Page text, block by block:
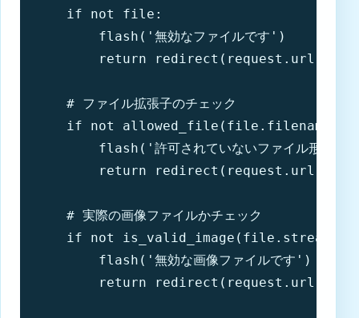
    if not file:
        flash('無効なファイルです')
        return redirect(request.url)
    # ファイル拡張子のチェック
    if not allowed_file(file.filename):
flash('許可されていないファイル形式
        return redirect(request.url)
    # 実際の画像ファイルかチェック
    if not is_valid_image(file.stream):
        flash('無効な画像ファイルです')
        return redirect(request.url)